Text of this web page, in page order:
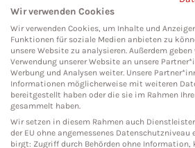
Teutoburger Str.
33604
Social
Wir verwenden Cookies
Wir verwenden Cookies, um Inhalte und
Funktionen für soziale Medien anbieten zu
unsere Website zu analysieren. Außerdem
Verwendung unserer Website an unsere
Werbung und Analysen weiter. Unsere
Informationen möglicherweise mit weiteren
bereitgestellt haben oder die sie im Rahmen
gesammelt haben.
Wir setzen in diesem Rahmen auch
der EU ohne angemessenes Datenschutzniveau
birgt: Zugriff durch Behörden ohne Information,